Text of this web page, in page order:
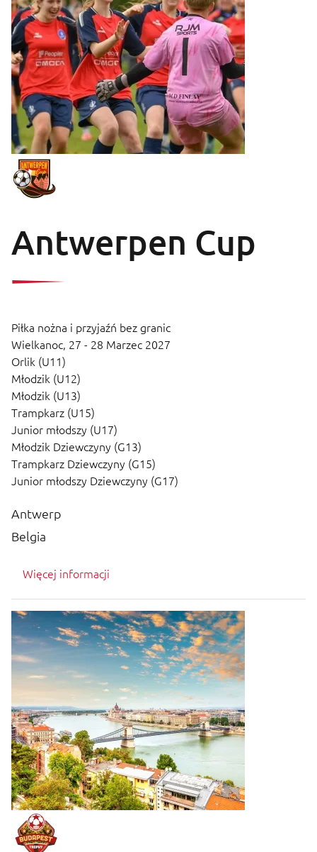
Antwerpen Cup
Piłka nożna i przyjaźń bez granic
Wielkanoc, 27 - 28 Marzec 2027
Orlik (U11)
Młodzik (U12)
Młodzik (U13)
Trampkarz (U15)
Junior młodszy (U17)
Młodzik Dziewczyny (G13)
Trampkarz Dziewczyny (G15)
Junior młodszy Dziewczyny (G17)
Antwerp
Belgia
Więcej informacji